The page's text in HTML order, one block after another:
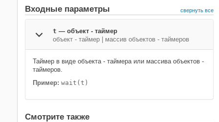
Входные параметры свернуть все
t — объект - таймер
объект - таймер
массив объектов - таймеров
Таймер в виде объекта - таймера или массива объектов -
таймеров.
Пример: wait(t)
Смотрите также